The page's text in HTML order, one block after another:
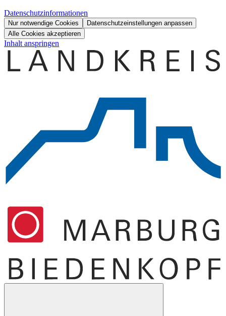
Datenschutzinformationen
Nur notwendige Cookies
Datenschutzeinstellungen anpassen
Alle Cookies akzeptieren
Inhalt anspringen